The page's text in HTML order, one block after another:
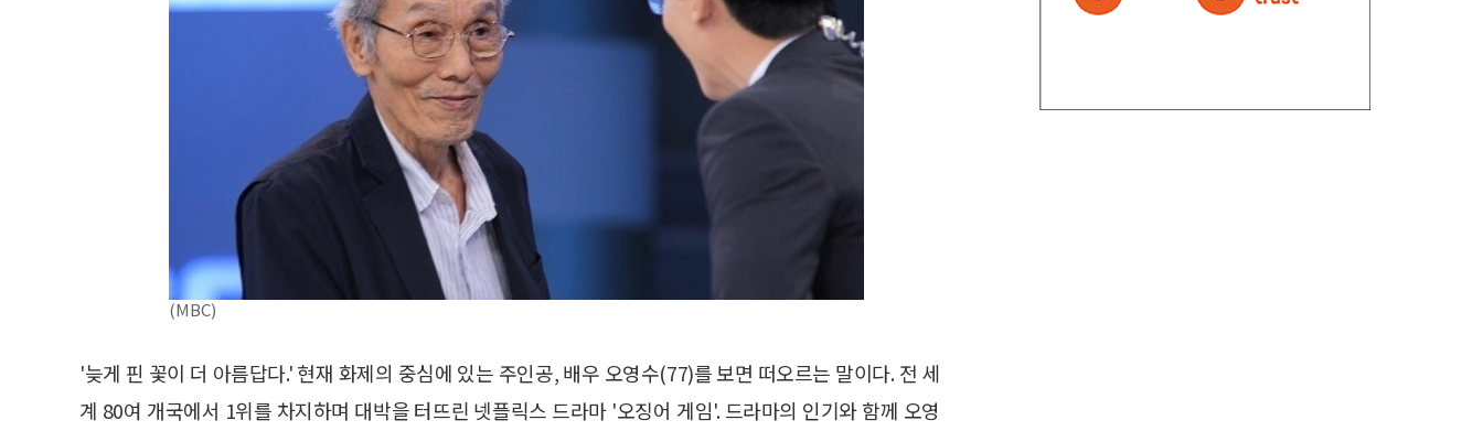
(MBC)
'늦게 핀 꽃이 더 아름답다.' 현재 화제의 중심에 있는 주인공, 배우 오영수(77)를 보면 떠오르는 말이다. 전 세
계 80여 개국에서 1위를 차지하며 대박을 터뜨린 넷플릭스 드라마 '오징어 게임'. 드라마의 인기와 함께 오영